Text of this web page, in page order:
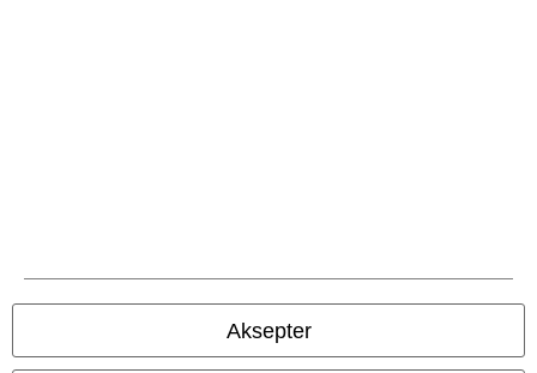
Aksepter
EMP Online Shops